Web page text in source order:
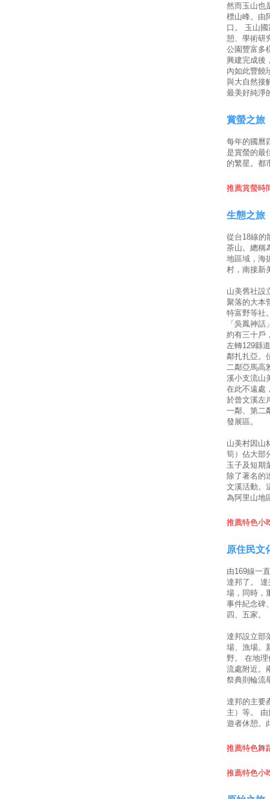
然而玉山也
標山峰。由
口。 玉山
憩、學術研
公園豐富多
興建完成後
內如此豐饒
與大自然接
最美好純淨
賞螢之旅
每年的國曆
是賞螢的最
的繁星。都
推薦賞螢時
生態之旅
從台18線的
茶山。總稱
地區域，海
村，南接新
山美舊社設
聚落的大本
特富野等社
「吳鳳神
約有三十戶
左轉129縣
鄰扎扎亞。
二鄰亞馬高
溪小支流山
在此不遠處
於曾文溪左
一鄰、第二
發展區。
山美村因山
筍）佔大部
玉子及短期
除了著名的
文溪活動。
為阿里山地
推薦特色小
原住民文
由169線一
達邦了。
場，同時，
事件紀念碑
四、五家。
達邦設立部
場、漁場。
野。 在地
流處附近。
祭典則輪流
達邦的主要
主）等。
遊者休憩。
推薦特色舞
推薦特色小